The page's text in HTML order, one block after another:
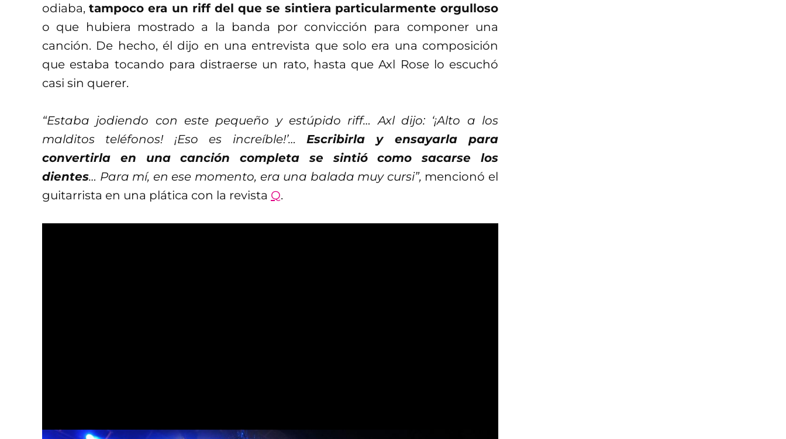
odiaba,tampoco era un riff del que se sintiera particularmente orgulloso
o que hubiera mostrado a la banda por convicción para componer una
canción. De hecho, él dijo en una entrevista que solo era una composición
que estaba tocando para distraerse un rato, hasta que Axl Rose lo escuchó
casi sin querer.
“Estaba jodiendo con este pequeño y estúpido riff… Axl dijo: ‘¡Alto a los
malditos teléfonos! ¡Eso es increíble!’… Escribirla y ensayarla para
convertirla en una canción completa se sintió como sacarse los
dientes… Para mí, en ese momento, era una balada muy cursi”, mencionó el
guitarrista en una plática con la revista Q.